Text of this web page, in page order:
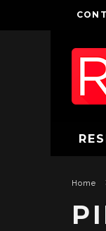
Home